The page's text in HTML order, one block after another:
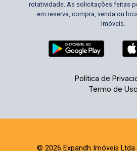
rotatividade. As solicitações feitas
em reserva, compra, venda ou
imóveis.
Política de
Termo de Uso
© 2026 Expandh Imóveis Ltda